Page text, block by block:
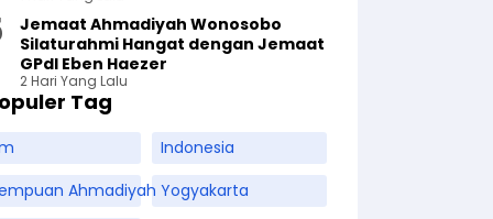
Jemaat Ahmadiyah Wonosobo
Silaturahmi Hangat dengan Jemaat
GPdI Eben Haezer
2 Hari Yang Lalu
Tag
Indonesia
Ahmadiyah Yogyakarta